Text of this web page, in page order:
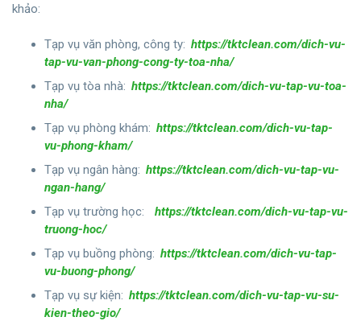
khảo:
Tạp vụ văn phòng, công ty: https://tktclean.com/dich-vu-
tap-vu-van-phong-cong-ty-toa-nha/
Tạp vụ tòa nhà: https://tktclean.com/dich-vu-tap-vu-toa-
nha/
Tạp vụ phòng khám: https://tktclean.com/dich-vu-tap-
vu-phong-kham/
Tạp vụ ngân hàng: https://tktclean.com/dich-vu-tap-vu-
ngan-hang/
Tạp vụ trường học:
https://tktclean.com/dich-vu-tap-vu-
truong-hoc/
Tạp vụ buồng phòng: https://tktclean.com/dich-vu-tap-
vu-buong-phong/
Tạp vụ sự kiện: https://tktclean.com/dich-vu-tap-vu-su-
kien-theo-gio/